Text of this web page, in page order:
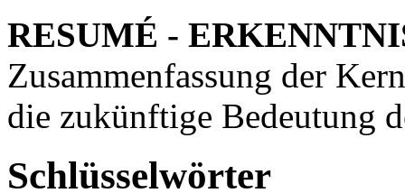
RESUMÉ -
Zusammenfassung der
die zukünftige Bedeutung
Schlüsselwörter